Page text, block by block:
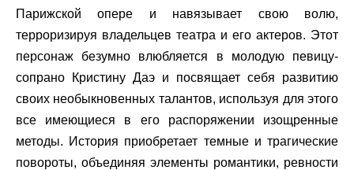
Парижской опере и навязывает свою волю,
терроризируя владельцев театра и его актеров. Этот
персонаж безумно влюбляется в молодую певицу-
сопрано Кристину Даэ и посвящает себя развитию
своих необыкновенных талантов, используя для этого
все имеющиеся в его распоряжении изощренные
методы. История приобретает темные и трагические
повороты, объединяя элементы романтики, ревности